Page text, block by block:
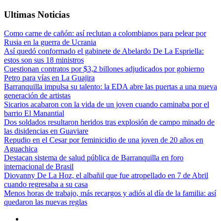
Ultimas Noticias
Como carne de cañón: así reclutan a colombianos para pelear por
Rusia en la guerra de Ucrania
Así quedó conformado el gabinete de Abelardo De La Espriella:
estos son sus 18 ministros
Cuestionan contratos por $3,2 billones adjudicados por gobierno
Petro para vías en La Guajira
Barranquilla impulsa su talento: la EDA abre las puertas a una nueva
generación de artistas
Sicarios acabaron con la vida de un joven cuando caminaba por el
barrio El Manantial
Dos soldados resultaron heridos tras explosión de campo minado de
las disidencias en Guaviare
Repudio en el Cesar por feminicidio de una joven de 20 años en
Aguachica
Destacan sistema de salud pública de Barranquilla en foro
internacional de Brasil
Diovanny De La Hoz, el albañil que fue atropellado en 7 de Abril
cuando regresaba a su casa
Menos horas de trabajo, más recargos y adiós al día de la familia: así
quedaron las nuevas reglas